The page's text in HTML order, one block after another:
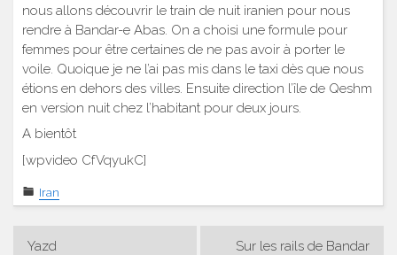
nous allons découvrir le train de nuit iranien pour nous
rendre à Bandar-e Abas. On a choisi une formule pour
femmes pour être certaines de ne pas avoir à porter le
voile. Quoique je ne l’ai pas mis dans le taxi dès que nous
étions en dehors des villes. Ensuite direction l’île de Qeshm
en version nuit chez l’habitant pour deux jours.
A bientôt
[wpvideo CfVqyukC]
Iran
Navigation
Yazd Sur les rails de Bandar